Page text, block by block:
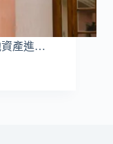
資產進…